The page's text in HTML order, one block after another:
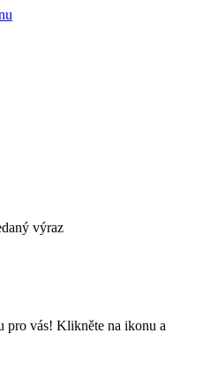
výraz
pro vás! Klikněte na ikonu a